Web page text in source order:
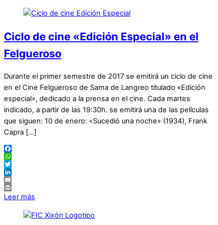
Ciclo de cine «Edición Especial» en el
Felgueroso
Durante el primer semestre de 2017 se emitirá un ciclo de cine
en el Cine Felgueroso de Sama de Langreo titulado «Edición
especial», dedicado a la prensa en el cine. Cada martes
indicado, a partir de las 19:30h. se emitirá una de las películas
que siguen: 10 de enero: «Sucedió una noche» (1934), Frank
Capra […]
Facebook
WhatsApp
Twitter
LinkedIn
Email
Print
Leer más